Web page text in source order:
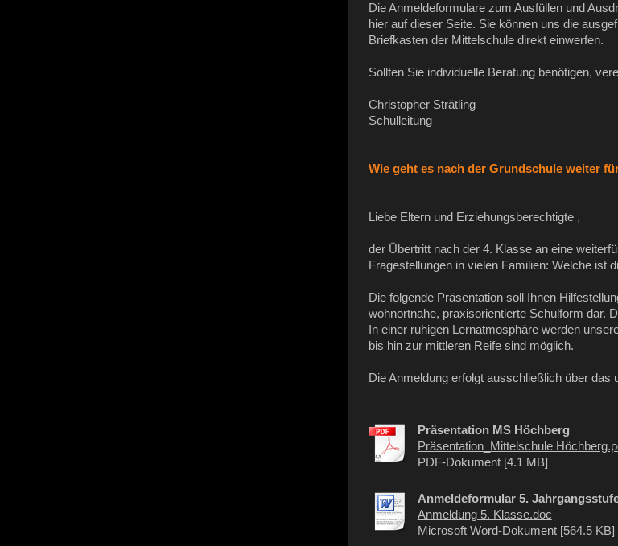
Die Anmeldeformulare zum Ausfüllen und
hier auf dieser Seite. Sie können uns die
Briefkasten der Mittelschule direkt einwerfen.
Sollten Sie individuelle Beratung benötigen,
Christopher Strätling
Schulleitung
Wie geht es nach der Grundschule weiter
Liebe Eltern und Erziehungsberechtigte ,
der Übertritt nach der 4. Klasse an eine
Fragestellungen in vielen Familien: Welche ist
Die folgende Präsentation soll Ihnen
wohnortnahe, praxisorientierte Schulform dar.
In einer ruhigen Lernatmosphäre werden
bis hin zur mittleren Reife sind möglich.
Die Anmeldung erfolgt ausschließlich über das
Präsentation MS Höchberg
Präsentation_Mittelschule
PDF-Dokument [4.1 MB]
Anmeldeformular 5.
Anmeldung 5. Klasse.doc
Microsoft Word-Dokument [564.5 KB]